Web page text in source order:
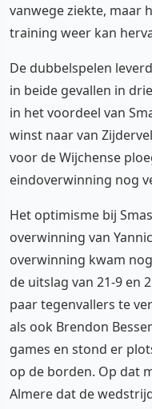
vanwege ziekte, maar
training weer kan
De dubbelspelen
in beide gevallen in
in het voordeel van
winst naar van
voor de Wijchense
eindoverwinning nog
Het optimisme bij
overwinning van
overwinning kwam
de uitslag van 21-9 en
paar tegenvallers te
als ook Brendon
games en stond er
op de borden. Op dat
Almere dat de